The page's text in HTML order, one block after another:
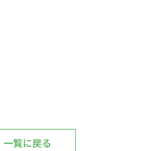
一覧に戻る